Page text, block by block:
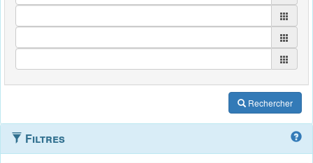
Rechercher
Filtres